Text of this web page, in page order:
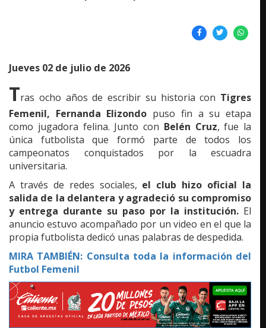
Jueves 02 de julio de 2026
Tras ocho años de escribir su historia con Tigres
Femenil, Fernanda Elizondo puso fin a su etapa
como jugadora felina. Junto con Belén Cruz, fue la
única futbolista que formó parte de todos los
campeonatos conquistados por la escuadra
universitaria.
A través de redes sociales, el club hizo oficial la
salida de la delantera y agradeció su compromiso
y entrega durante su paso por la institución. El
anuncio estuvo acompañado por un video en el que la
propia futbolista dedicó unas palabras de despedida.
MIRA TAMBIÉN: Consulta toda la información del
Futbol Femenil